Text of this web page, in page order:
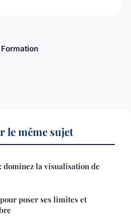
même sujet
la visualisation de
poser ses limites et